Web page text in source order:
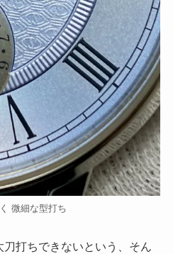
微細な型打ち
打ちできないという、そん